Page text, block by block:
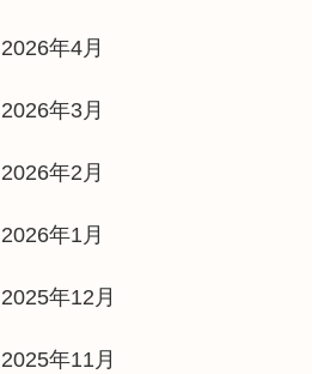
2026年4月
2026年3月
2026年2月
2026年1月
2025年12月
2025年11月